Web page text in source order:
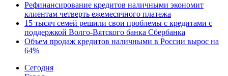
Рефинансирование кредитов наличными экономит
клиентам четверть ежемесячного платежа
15 тысяч семей решили свои проблемы с кредитами с
поддержкой Волго-Вятского банка Сбербанка
Объем продаж кредитов наличными в России вырос на
64%
Cегодня